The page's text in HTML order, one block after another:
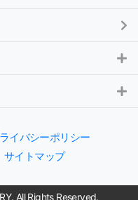
イバシーポリシー
サイトマップ
All Rights Reserved.